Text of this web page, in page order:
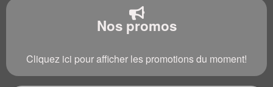
Nos promos
Cliquez ici pour afficher les promotions du moment!